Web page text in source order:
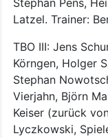
Latzel. Trainer:
TBO III: Jens
Körngen, Holger
Stephan
Vierjahn, Björn
Keiser (zurück
Lyczkowski,